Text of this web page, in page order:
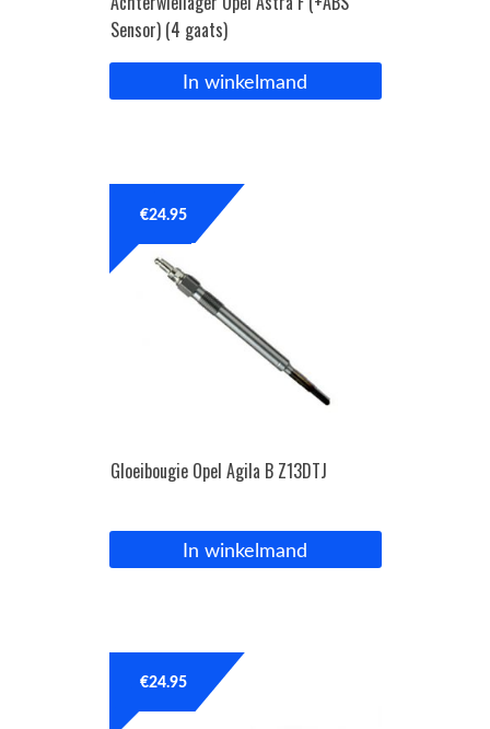
Sensor) (4 gaats)
In winkelmand
Gloeibougie Opel Agila B Z13DTJ
€24.95
In winkelmand
€24.95